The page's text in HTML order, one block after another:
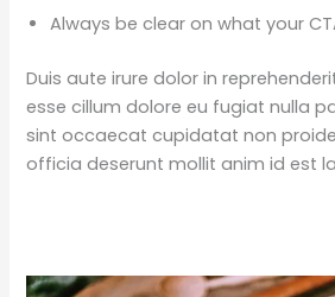
Always be clear on what your
Duis aute irure dolor in
esse cillum dolore eu fugiat nulla
sint occaecat cupidatat non
officia deserunt mollit anim id est